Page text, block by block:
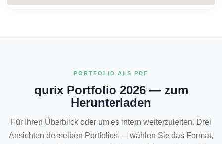
PORTFOLIO ALS PDF
qurix Portfolio 2026 — zum
Herunterladen
Für Ihren Überblick oder um es intern weiterzuleiten. Drei
Ansichten desselben Portfolios — wählen Sie das Format,